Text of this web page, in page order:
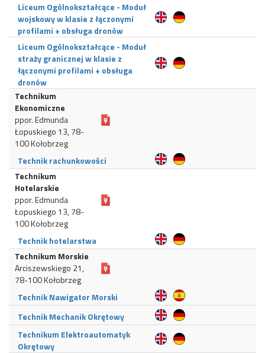
Liceum Ogólnokształcące - Moduł
wojskowy w klasie z łączonymi
profilami + obsługa dronów
Liceum Ogólnokształcące - Moduł
straży granicznej w klasie z
łączonymi profilami + obsługa
dronów
Technikum
Ekonomiczne
ppor. Edmunda
Łopuskiego 13, 78-
100 Kołobrzeg
Technik rachunkowości
Technikum
Hotelarskie
ppor. Edmunda
Łopuskiego 13, 78-
100 Kołobrzeg
Technik hotelarstwa
Technikum Morskie
Arciszewskiego 21,
78-100 Kołobrzeg
Technik Nawigator Morski
Technik Mechanik Okrętowy
Technikum Elektroautomatyk
Okrętowy